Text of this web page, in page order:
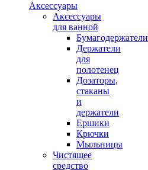
Аксессуары
Аксессуары
для ванной
Бумагодержатели
Держатели
для
полотенец
Дозаторы,
стаканы
и
держатели
Ершики
Крючки
Мыльницы
Чистящее
средство